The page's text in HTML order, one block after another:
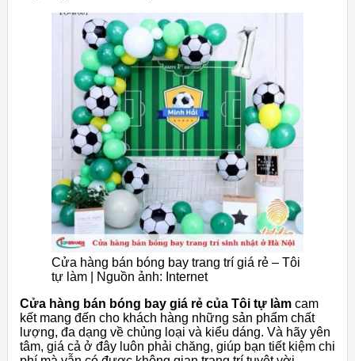
Cửa hàng bán bóng bay trang trí giá rẻ – Tôi
tự làm | Nguồn ảnh: Internet
Cửa hàng bán bóng bay giá rẻ của Tôi tự làm cam
kết mang đến cho khách hàng những sản phẩm chất
lượng, đa dạng về chủng loại và kiểu dáng. Và hãy yên
tâm, giá cả ở đây luôn phải chăng, giúp bạn tiết kiệm chi